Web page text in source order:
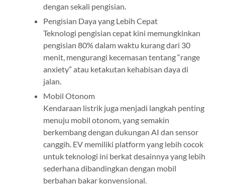
dengan sekali pengisian.
Pengisian Daya yang Lebih Cepat
Teknologi pengisian cepat kini memungkinkan
pengisian 80% dalam waktu kurang dari 30
menit, mengurangi kecemasan tentang “range
anxiety” atau ketakutan kehabisan daya di
jalan.
Mobil Otonom
Kendaraan listrik juga menjadi langkah penting
menuju mobil otonom, yang semakin
berkembang dengan dukungan AI dan sensor
canggih. EV memiliki platform yang lebih cocok
untuk teknologi ini berkat desainnya yang lebih
sederhana dibandingkan dengan mobil
berbahan bakar konvensional.